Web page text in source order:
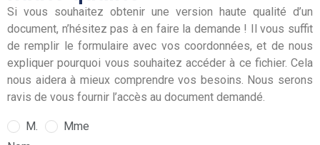
Si vous souhaitez obtenir une version haute qualité d’un
document, n’hésitez pas à en faire la demande ! Il vous suffit
de remplir le formulaire avec vos coordonnées, et de nous
expliquer pourquoi vous souhaitez accéder à ce fichier. Cela
nous aidera à mieux comprendre vos besoins. Nous serons
ravis de vous fournir l’accès au document demandé.
M.
Mme